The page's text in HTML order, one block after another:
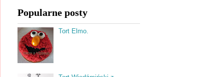
Popularne posty
Tort Elmo.